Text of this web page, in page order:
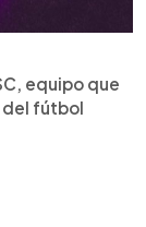
equipo que
del fútbol